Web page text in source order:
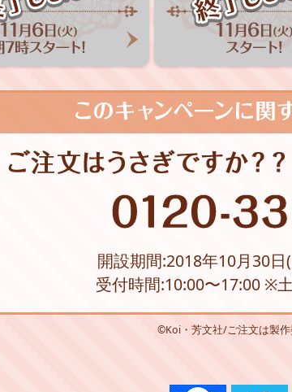
開設期間:2018年10月30
受付時間:10:00〜17:00 ※
©Koi・芳文社/ご注文は製作